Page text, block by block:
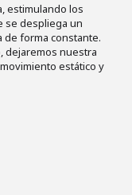
estimulando los
se despliega un
forma constante.
dejaremos nuestra
estático y